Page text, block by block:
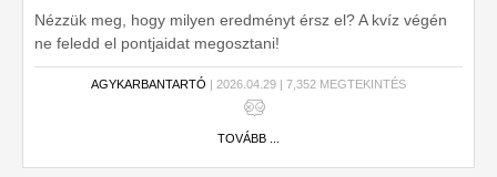
Nézzük meg, hogy milyen eredményt érsz el? A kvíz végén
ne feledd el pontjaidat megosztani!
AGYKARBANTARTÓ | 2026.04.29 | 7,352 MEGTEKINTÉS
TOVÁBB ...